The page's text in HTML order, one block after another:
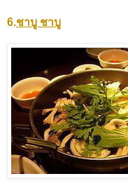
6.ชาบู ชาบู